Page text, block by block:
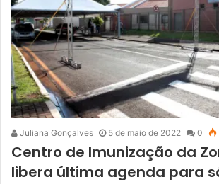
Juliana Gonçalves 5 de maio de 2022 0
Centro de Imunização da
libera última agenda para